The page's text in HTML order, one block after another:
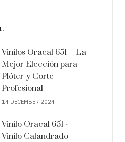
Vinilos Oracal 651 – La
Mejor Elección para
Plóter y Corte
Profesional
14 DECEMBER 2024
Vinilo Oracal 651 -
Vinilo Calandrado